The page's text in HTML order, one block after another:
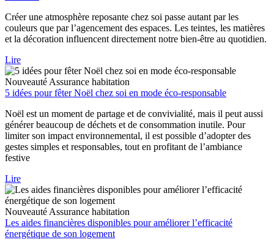
Créer une atmosphère reposante chez soi passe autant par les
couleurs que par l’agencement des espaces. Les teintes, les matières
et la décoration influencent directement notre bien-être au quotidien.
Lire
Nouveauté Assurance habitation
5 idées pour fêter Noël chez soi en mode éco-responsable
Noël est un moment de partage et de convivialité, mais il peut aussi
générer beaucoup de déchets et de consommation inutile. Pour
limiter son impact environnemental, il est possible d’adopter des
gestes simples et responsables, tout en profitant de l’ambiance
festive
Lire
Nouveauté Assurance habitation
Les aides financières disponibles pour améliorer l’efficacité
énergétique de son logement